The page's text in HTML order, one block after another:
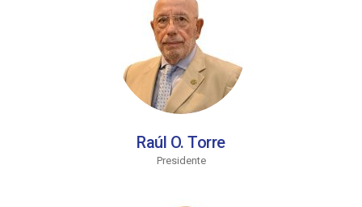
Raúl O. Torre
Presidente